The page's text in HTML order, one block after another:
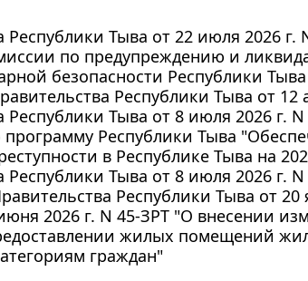
Республики Тыва от 22 июля 2026 г.
по предупреждению и
безопасности Республики
Республики Тыва от 12
Республики Тыва от 8 июля 2026 г.
Республики Тыва
в Республике Тыва на
Республики Тыва от 8 июля 2026 г.
Республики Тыва от 20
2026 г. N 45-ЗРТ "О внесении
жилых помещений
граждан"